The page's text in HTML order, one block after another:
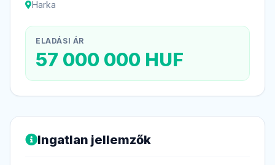
Harka
ELADÁSI ÁR
57 000 000 HUF
Ingatlan jellemzők